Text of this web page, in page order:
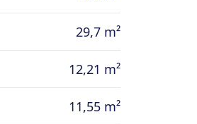
29,7 m²
12,21 m²
11,55 m²